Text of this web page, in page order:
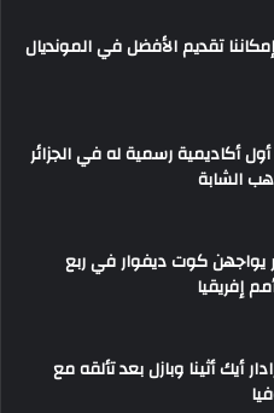
تقديم الأفضل في المونديال
أول أكاديمية رسمية له في الجزائر
الشابة
يواجهن كوت ديفوار في ربع
إفريقيا
أيك أثينا وبازل بعد تألقه مع